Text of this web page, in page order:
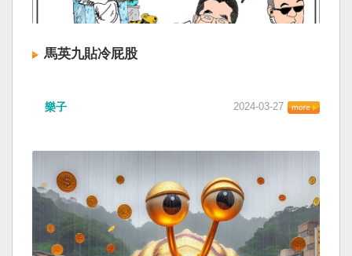
馬英九貼冷屁股
樂子 2024-03-27